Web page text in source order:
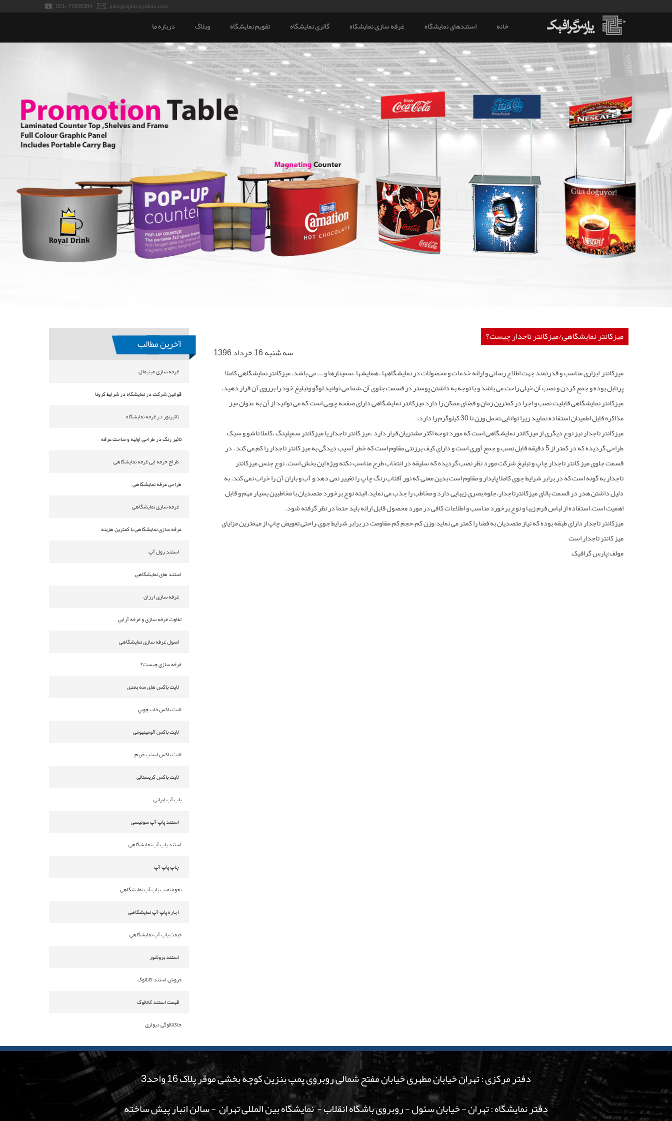
021-77806384 pars.graphic@yahoo.com
خانه استندهای نمایشگاه غرفه سازی نمایشکاه گالری نمایشگاه تقویم نمایشگاه وبلاگ درباره ما
میزکانتر نمایشگاهی/میزکانتر تاجدار چیست؟
سه شنبه 16 خرداد 1396
میزکانتر ابزاری مناسب و قدرتمند جهت اطلاع رسانی و ارائه خدمات و محصولات در نمایشگاهها ، همایشها ،سمینارها و ... می باشد. میزکانتر نمایشگاهی کاملا
پرتابل بوده و جمع کردن و نصب آن خیلی راحت می باشد و با توجه به داشتن پوستر در قسمت جلوی آن،شما می توانید لوگو وتبلیغ خود را برروی آن قرار دهید.
میزکانتر نمایشگاهی قابلیت نصب و اجرا در کمترین زمان و فضای ممکن را دارد میزکانتر نمایشگاهی دارای صفحه چوبی است که می توانید از آن به عنوان میز
مذاکره قابل اطمینان استفاده نمایید زیرا توانایی تحمل وزن تا 30 کیلوگرم را دارد.
میزکانتر تاجدارنیز نوع دیگری از میزکانتر نمایشگاهی است که مورد توجه اکثر مشتریان قرار دارد .میز کانتر تاجدار یا میزکانتر سمپلینگ ،کاملا تاشو و سبک
طراحی گردیده که در کمتر از 5 دقیقه قابل نصب و جمع آوری است و دارای کیف برزنتی مقاوم است که خطر آسیب دیدگی به میز کانتر تاجدار را کم می کند . در
قسمت جلوی میز کانتر تاجدار چاپ و تبلیغ شرکت مورد نظر نصب گردیده که سلیقه در انتخاب طرح مناسب نکته ویژه این بخش است. نوع جنس میزکانتر
تاجدار به گونه است که در برابر شرایط جوی کاملا پایدار و مقاوم است بدین معنی که نور آفتاب رنگ چاپ را تغییر نمی دهد و آب و باران آن را خراب نمی کند. به
دلیل داشتن هدر در قسمت بالای میزکانترتاجدار،جلوه بصری زیبایی دارد و مخاطب را جذب می نماید.البته نوع برخورد متصدیان با مخاطبین بسیار مهم و قابل
اهمیت است.استفاده از لباس فرم زیبا و نوع برخورد مناسب و اطلاعات کافی در مورد محصول قابل ارائه باید حتما در نظر گرفته شود.
میزکانتر تاجدار دارای طبقه بوده که نیاز متصدیان به فضا را کمتر می نماید.وزن کم،حجم کم،مقاومت در برابر شرایط جوی،راحتی تعویض چاپ از مهمترین مزایای
میز کانتر تاجدار است
مولف:پارس گرافیک
آخرین مطالب
غرفه سازی مینیمال
قوانین شرکت در نمایشگاه در شرایط کرونا
تاثیرنور در غرفه نمایشگاه
تاثیر رنگ در طراحی اولیه و ساخت غرفه
طراح حرفه ایی غرفه نمایشگاهی
طراحی غرفه نمایشگاهی
غرفه سازی نمایشگاهی
غرفه سازی نمایشگاهی با کمترین هزینه
استند رول آپ
استند های نمایشگاهی
غرفه سازی ارزان
تفاوت غرفه سازی و غرفه آرایی
اصول غرفه سازی نمایشگاهی
غرفه سازی چیست؟
لایت باکس های سه بعدی
لايت باكس قاب چوبي
لایت باکس آلومینیومی
لایت باکس اسنپ فریم
لایت باکس کریستالی
پاپ آپ ایرانی
استند پاپ آپ سوئیسی
استند پاپ آپ نمایشگاهی
چاپ پاپ آپ
نحوه نصب پاپ آپ نمایشگاهی
اجاره پاپ آپ نمایشگاهی
قیمت پاپ آپ نمایشگاهی
استند بروشور
فروش استند کاتالوگ
قیمت استند کاتالوگ
جاکاتالوگی دیواری
دفتر مرکزی : تهران خیابان مطهری خیابان مفتح شمالی روبروی پمپ بنزین کوچه بخشی موقر پلاک 16 واحد3
دفتر نمایشگاه : تهران - خیابان سئول - روبروی باشگاه انقلاب - نمایشگاه بین المللی تهران - سالن انبار پیش ساخته